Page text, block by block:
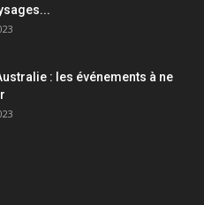
: les événements à ne